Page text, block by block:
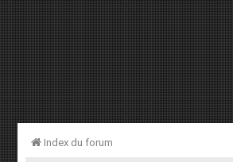
Index du forum